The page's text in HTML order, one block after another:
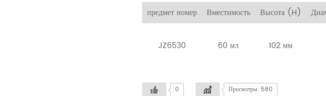
предмет номер Вместимость Высота (H)
JZ6530 60 мл 102 мм
0 Просмотры: 580